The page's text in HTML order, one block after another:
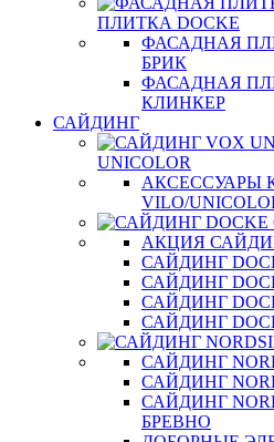
ПЛИТКА DOCKE
ФАСАДНАЯ
БРИК
ФАСАДНАЯ
КЛИНКЕР
САЙДИНГ
UNICOLOR
АКСЕССУАРЫ
VILO/
АКЦИЯ
САЙДИНГ
САЙДИНГ
САЙДИНГ
САЙДИНГ
САЙДИНГ
САЙДИНГ
САЙДИНГ
БРЕВНО